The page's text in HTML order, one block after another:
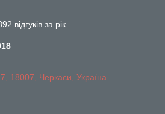
відгуків за рік
18007, Черкаси, Україна